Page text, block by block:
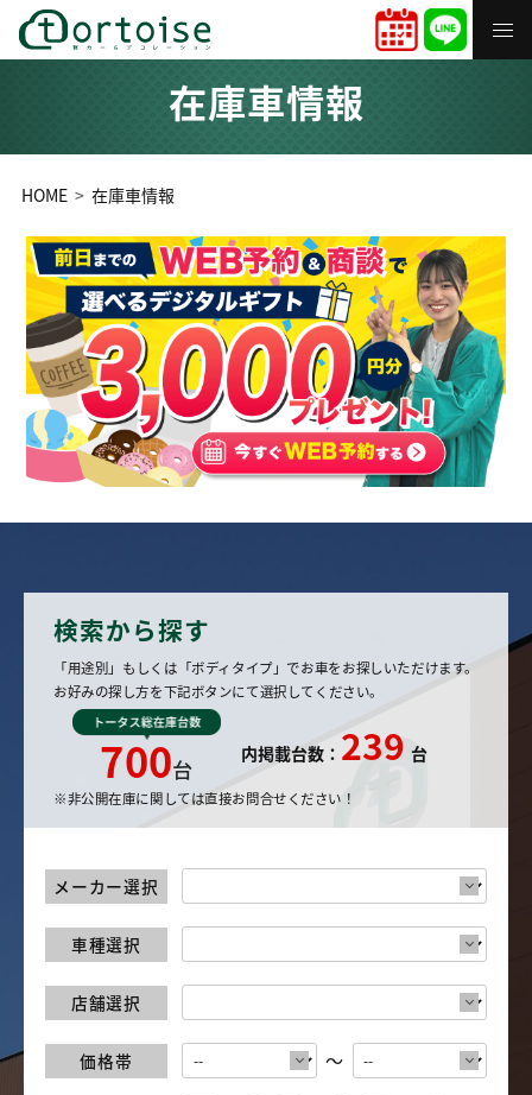
在庫車情報
HOME 在庫車情報
検索から探す
「用途別」もしくは「ボディタイプ」でお車をお探しいただけます。
お好みの探し方を下記ボタンにて選択してください。
700 内掲載台数： 239 台
※非公開在庫に関しては直接お問合せください！
メーカー選択
車種選択
店舗選択
価格帯 ～